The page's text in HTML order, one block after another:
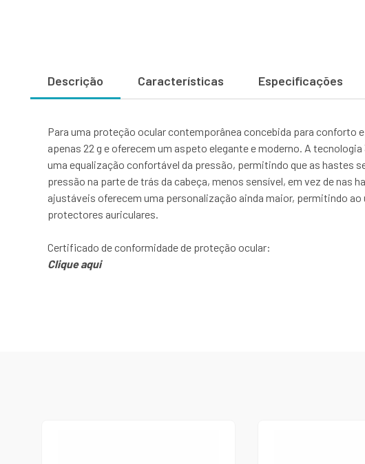
Descrição Características Especificações
Para uma proteção ocular contemporânea concebida para conforto
apenas 22 g e oferecem um aspeto elegante e moderno. A
uma equalização confortável da pressão, permitindo que as hastes
pressão na parte de trás da cabeça, menos sensível, em vez de
ajustáveis oferecem uma personalização ainda maior, permitindo
protectores auriculares.
Certificado de conformidade de proteção ocular:
Clique aqui